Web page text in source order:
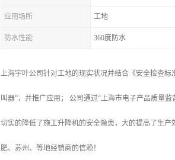
应用场所 工地
防水性能 360度防水
上海宇叶公司针对工地的现实状况并结合《安全检查标
叫器”，并推广应用； 公司通过“上海市电子产品质量
切实的降低了施工升降机的安全隐患，大的提高了生产
肥、苏州、等地经销商的信赖！